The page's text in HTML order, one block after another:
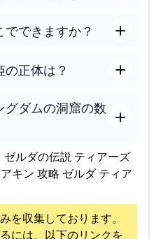
できますか？
正体は？
グダムの洞窟の数
ルダの伝説 ティアーズ
キン 攻略 ゼルダ ティア
を収集しております。
には、以下のリンクを